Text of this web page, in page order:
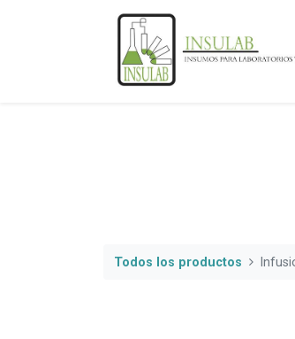
Todos los productos